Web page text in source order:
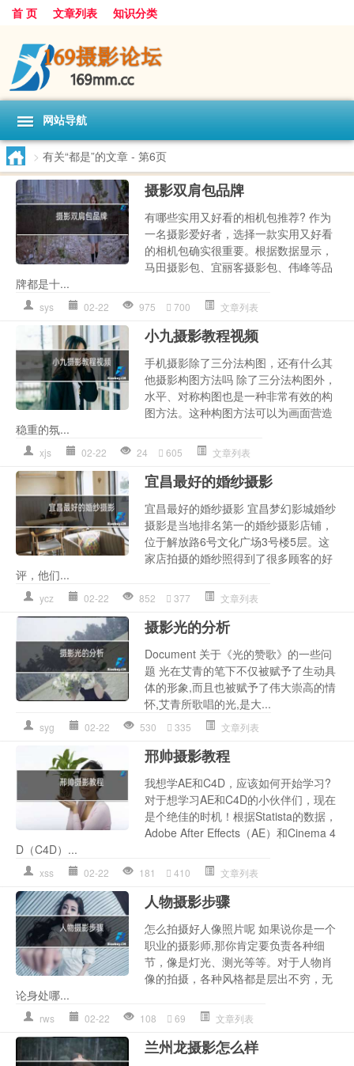
首 页 文章列表 知识分类
网站导航
> 有关“都是”的文章 - 第6页
摄影双肩包品牌
有哪些实用又好看的相机包推荐? 作为
一名摄影爱好者，选择一款实用又好看
的相机包确实很重要。根据数据显示，
马田摄影包、宜丽客摄影包、伟峰等品
牌都是十...
sys 02-22 975 700 文章列表
小九摄影教程视频
手机摄影除了三分法构图，还有什么其
他摄影构图方法吗 除了三分法构图外，
水平、对称构图也是一种非常有效的构
图方法。这种构图方法可以为画面营造
稳重的氛...
xjs 02-22 24 605 文章列表
宜昌最好的婚纱摄影
宜昌最好的婚纱摄影 宜昌梦幻影城婚纱
摄影是当地排名第一的婚纱摄影店铺，
位于解放路6号文化广场3号楼5层。这
家店拍摄的婚纱照得到了很多顾客的好
评，他们...
ycz 02-22 852 377 文章列表
摄影光的分析
Document 关于《光的赞歌》的一些问
题 光在艾青的笔下不仅被赋予了生动具
体的形象,而且也被赋予了伟大崇高的情
怀,艾青所歌唱的光,是大...
syg 02-22 530 335 文章列表
邢帅摄影教程
我想学AE和C4D，应该如何开始学习?
对于想学习AE和C4D的小伙伴们，现在
是个绝佳的时机！根据Statista的数据，
Adobe After Effects（AE）和Cinema 4
D（C4D）...
xss 02-22 181 410 文章列表
人物摄影步骤
怎么拍摄好人像照片呢 如果说你是一个
职业的摄影师,那你肯定要负责各种细
节，像是灯光、测光等等。对于人物肖
像的拍摄，各种风格都是层出不穷，无
论身处哪...
rws 02-22 108 69 文章列表
兰州龙摄影怎么样